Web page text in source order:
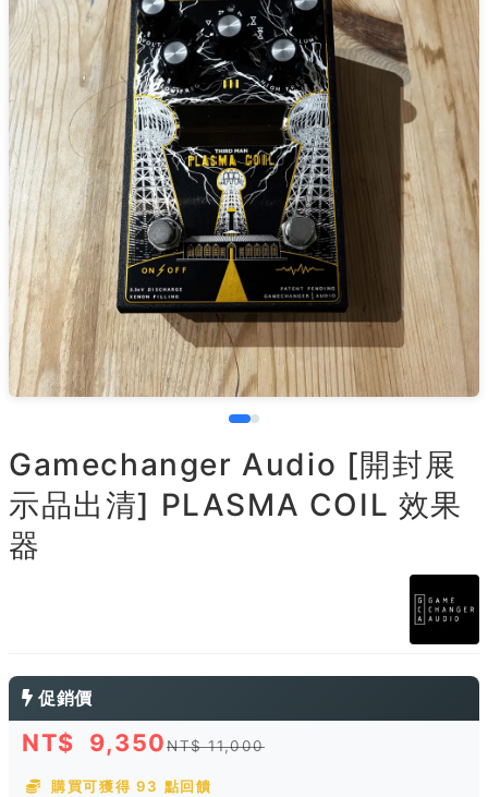
Gamechanger Audio [開封展
示品出清] PLASMA COIL 效果
器
促銷價
NT$ 9,350NT$ 11,000
購買可獲得 93 點回饋